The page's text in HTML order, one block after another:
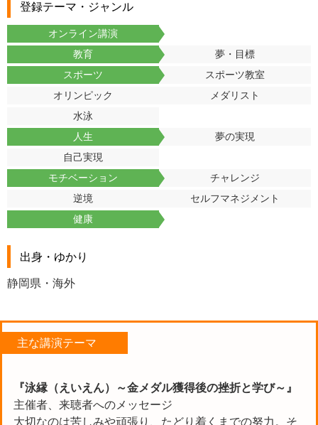
登録テーマ・ジャンル
オンライン講演
教育
夢・目標
スポーツ
スポーツ教室
オリンピック
メダリスト
水泳
人生
夢の実現
自己実現
モチベーション
チャレンジ
逆境
セルフマネジメント
健康
出身・ゆかり
静岡県・海外
主な講演テーマ
『泳縁（えいえん）～金メダル獲得後の挫折と学び～』
主催者、来聴者へのメッセージ
大切なのは苦しみや頑張り、たどり着くまでの努力。そ